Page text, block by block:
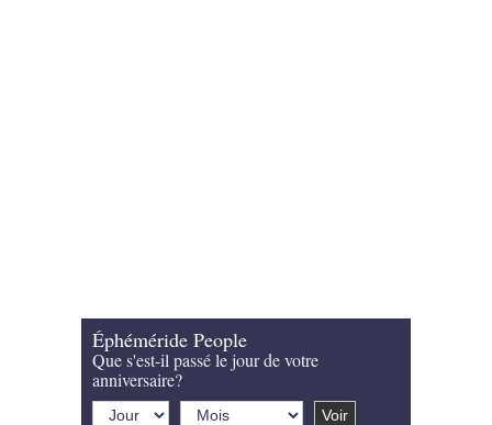
Éphéméride People
Que s'est-il passé le jour de votre
anniversaire?